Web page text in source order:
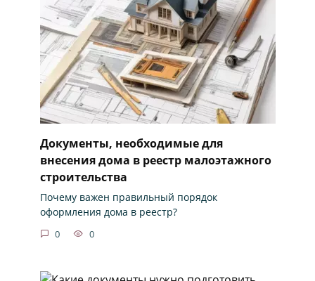
Документы, необходимые для
внесения дома в реестр малоэтажного
строительства
Почему важен правильный порядок
оформления дома в реестр?
0 0